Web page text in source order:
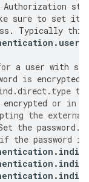
Authorization
sure to set it
. Typically this
. user
a user with
is encrypted
.direct. type to
encrypted or in
the external
the password .
if the password is
.
.
.